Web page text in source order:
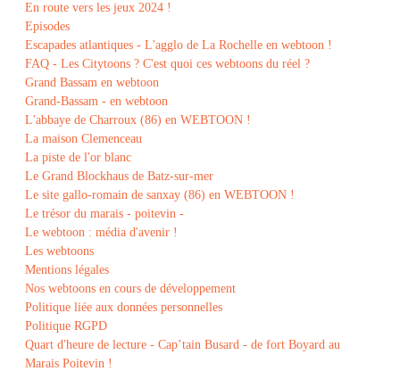
En route vers les jeux 2024 !
Episodes
Escapades atlantiques - L'agglo de La Rochelle en webtoon !
FAQ - Les Citytoons ? C'est quoi ces webtoons du réel ?
Grand Bassam en webtoon
Grand-Bassam - en webtoon
L'abbaye de Charroux (86) en WEBTOON !
La maison Clemenceau
La piste de l'or blanc
Le Grand Blockhaus de Batz-sur-mer
Le site gallo-romain de sanxay (86) en WEBTOON !
Le trésor du marais - poitevin -
Le webtoon : média d'avenir !
Les webtoons
Mentions légales
Nos webtoons en cours de développement
Politique liée aux données personnelles
Politique RGPD
Quart d'heure de lecture - Cap’tain Busard - de fort Boyard au
Marais Poitevin !